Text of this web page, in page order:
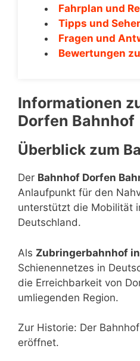
Fahrplan und
Tipps und
Fragen und
Bewertungen
Informationen
Dorfen Bahnhof
Überblick zum
Der Bahnhof Dorfen
Anlaufpunkt für den
unterstützt die Mobilität
Deutschland.
Als Zubringerbahnhof
Schienennetzes in
die Erreichbarkeit von
umliegenden Region.
Zur Historie: Der
eröffnet.